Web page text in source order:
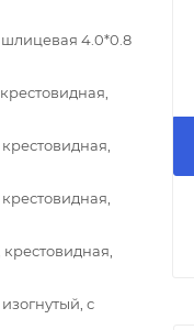
шлицевая 4.0*0.8
с